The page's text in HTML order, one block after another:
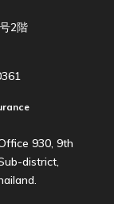
2階
930, 9th
district,